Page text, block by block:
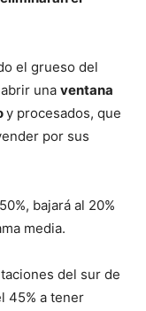
el grueso del
una ventana
y procesados, que
por sus
bajará al 20%
media.
del sur de
45% a tener